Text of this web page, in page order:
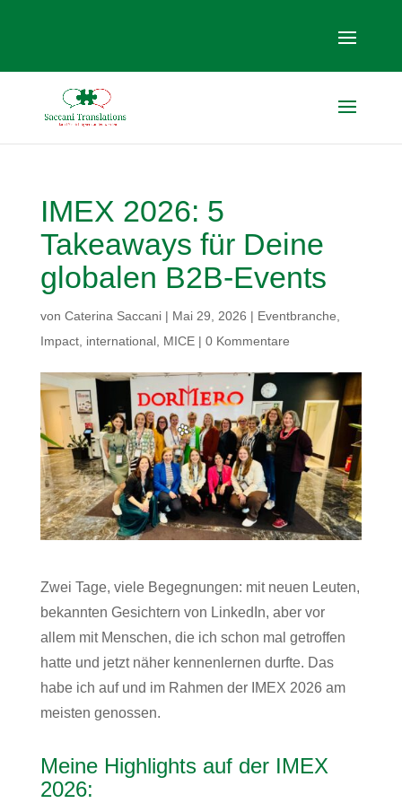
IMEX 2026: 5
Takeaways für Deine
globalen B2B-Events
von Caterina Saccani| Mai 29, 2026 | Eventbranche
Impact, international, MICE| 0 Kommentare
Zwei Tage, viele Begegnungen: mit neuen Leuten,
bekannten Gesichtern von LinkedIn, aber vor
allem mit Menschen, die ich schon mal getroffen
hatte und jetzt näher kennenlernen durfte. Das
habe ich auf und im Rahmen der IMEX 2026 am
meisten genossen.
Meine Highlights auf der IMEX
2026: